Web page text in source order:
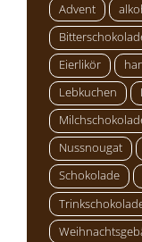
Advent
Eierlikör
Lebkuchen
Nussnougat
Schokolade